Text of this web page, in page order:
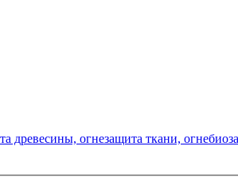
древесины, огнезащита ткани,